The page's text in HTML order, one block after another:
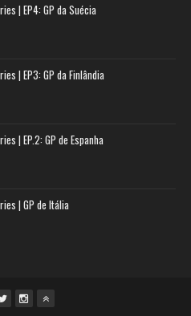
| EP4: GP da Suécia
| EP3: GP da Finlândia
| EP.2: GP de Espanha
| GP de Itália